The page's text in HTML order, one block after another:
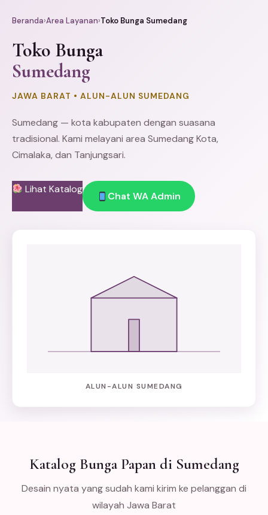
Beranda›Area Layanan›Toko Bunga Sumedang
Toko Bunga
Sumedang
JAWA BARAT • ALUN-ALUN SUMEDANG
Sumedang — kota kabupaten dengan suasana
tradisional. Kami melayani area Sumedang Kota,
Cimalaka, dan Tanjungsari.
Lihat Katalog
Chat WA Admin
ALUN-ALUN SUMEDANG
Katalog Bunga Papan di Sumedang
Desain nyata yang sudah kami kirim ke pelanggan di
wilayah Jawa Barat